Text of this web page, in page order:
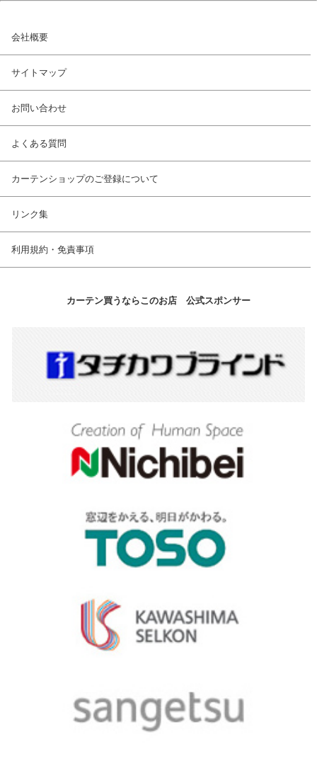
会社概要
サイトマップ
お問い合わせ
よくある質問
カーテンショップのご登録について
リンク集
利用規約・免責事項
カーテン買うならこのお店 公式スポンサー